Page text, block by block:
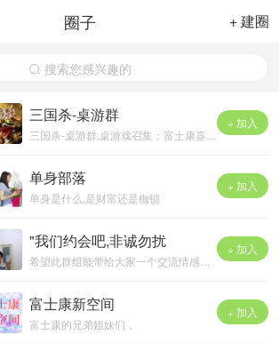
圈子 + 建圈
 搜索您感兴趣的
+ 加入
三国杀-桌游群
+ 加入
单身部落
单身是什么,是财富还是枷锁
+ 加入
"我们约会吧,非诚勿扰
+ 加入
富士康新空间
富士康的兄弟姐妹们，